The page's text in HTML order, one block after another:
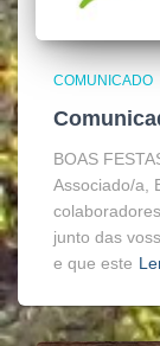
COMUNICADO
BOAS
Associado/a,
junto das
e que este